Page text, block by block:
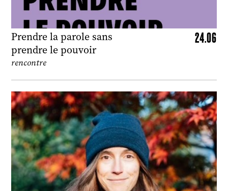
Prendre la parole sans
prendre le pouvoir
24.06
rencontre